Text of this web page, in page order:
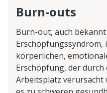
Burn-outs
Burn-out, auch
Erschöpfungssyndrom,
körperlichen,
Erschöpfung, der durch
Arbeitsplatz verursacht